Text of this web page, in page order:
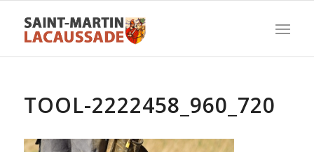
TOOL-2222458_960_720